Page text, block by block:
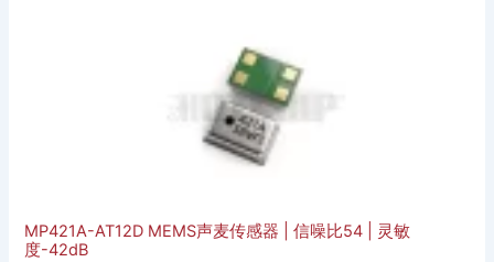
MP421A-AT12D MEMS声麦传感器 | 信噪比54 | 灵敏
度-42dB